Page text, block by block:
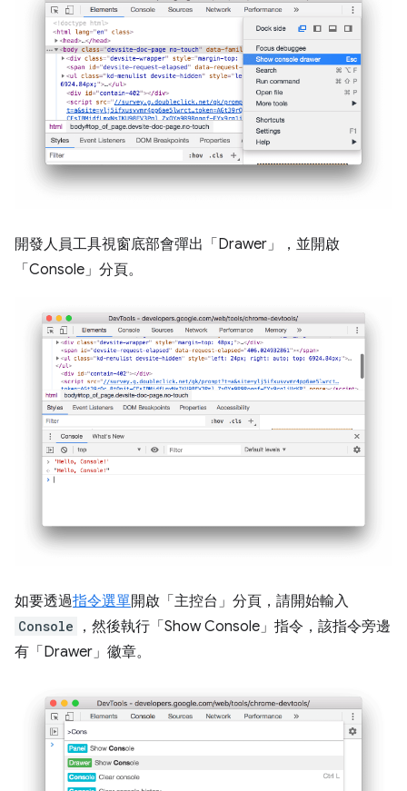
開發人員工具視窗底部會彈出「Drawer」，並開啟
「Console」 分頁。
如要透過指令選單開啟「主控台」分頁，請開始輸入
Console ，然後執行「Show Console」 指令，該指令旁邊
有 「Drawer」徽章。